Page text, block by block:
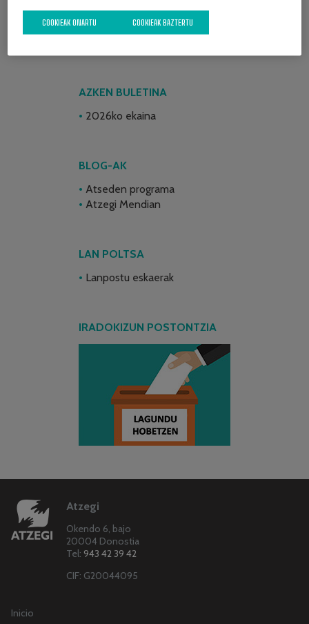
AZKEN BULETINA
2026ko ekaina
BLOG-AK
Atseden programa
Atzegi Mendian
LAN POLTSA
Lanpostu eskaerak
IRADOKIZUN POSTONTZIA
Atzegi
Okendo 6, bajo
20004 Donostia
Tel: 943 42 39 42
CIF: G20044095
Inicio
COOKIEAK BAZTERTU
COOKIEAK ONARTU